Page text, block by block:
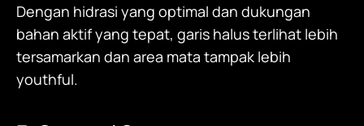
Dengan hidrasi yang optimal dan dukungan
bahan aktif yang tepat, garis halus terlihat lebih
tersamarkan dan area mata tampak lebih
youthful.